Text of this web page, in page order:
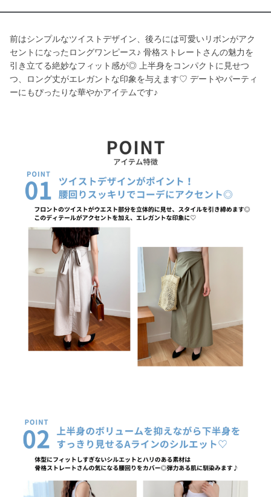
前はシンプルなツイストデザイン、後ろには可愛いリボンがアク
セントになったロングワンピース♪ 骨格ストレートさんの魅力を
引き立てる絶妙なフィット感が◎ 上半身をコンパクトに見せつ
つ、ロング丈がエレガントな印象を与えます♡ デートやパーティ
ーにもぴったりな華やかアイテムです♪